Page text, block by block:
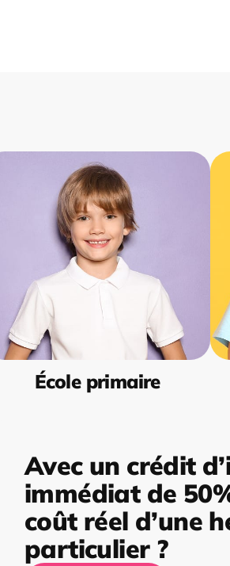
École primaire
Avec un crédit
immédiat de
coût réel d’une
particulier ?